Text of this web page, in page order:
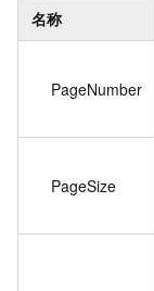
名称
PageNumber
PageSize